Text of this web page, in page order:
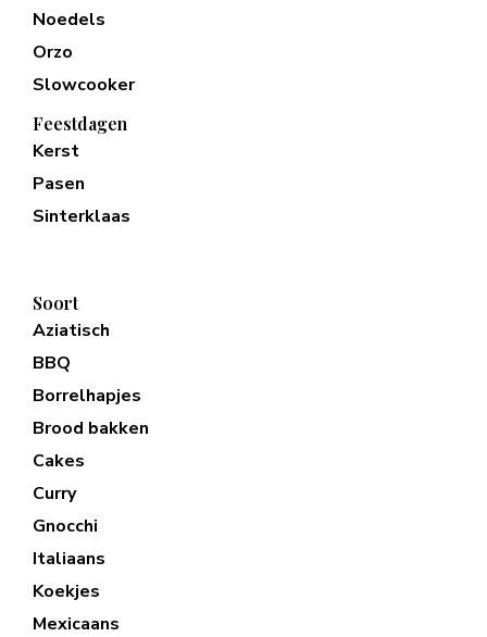
Noedels
Orzo
Slowcooker
Feestdagen
Kerst
Pasen
Sinterklaas
Soort
Aziatisch
BBQ
Borrelhapjes
Brood bakken
Cakes
Curry
Gnocchi
Italiaans
Koekjes
Mexicaans